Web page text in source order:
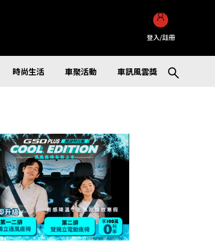
登入/註冊
時尚生活 車聚活動 車訊風雲獎